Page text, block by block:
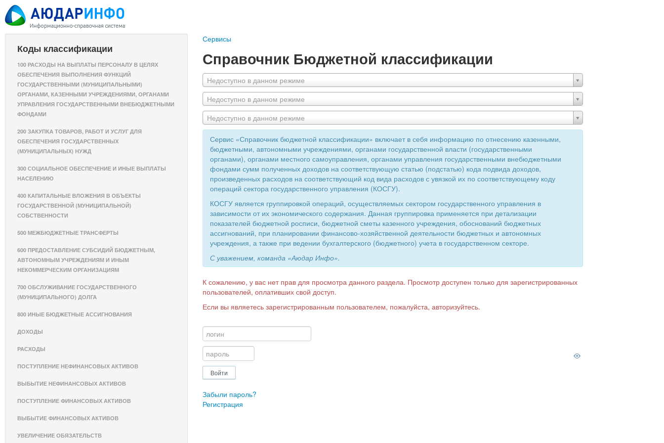
Коды классификации
100 РАСХОДЫ НА ВЫПЛАТЫ ПЕРСОНАЛУ В ЦЕЛЯХ
ОБЕСПЕЧЕНИЯ ВЫПОЛНЕНИЯ ФУНКЦИЙ
ГОСУДАРСТВЕННЫМИ (МУНИЦИПАЛЬНЫМИ)
ОРГАНАМИ, КАЗЕННЫМИ УЧРЕЖДЕНИЯМИ, ОРГАНАМИ
УПРАВЛЕНИЯ ГОСУДАРСТВЕННЫМИ ВНЕБЮДЖЕТНЫМИ
ФОНДАМИ
200 ЗАКУПКА ТОВАРОВ, РАБОТ И УСЛУГ ДЛЯ
ОБЕСПЕЧЕНИЯ ГОСУДАРСТВЕННЫХ
(МУНИЦИПАЛЬНЫХ) НУЖД
300 СОЦИАЛЬНОЕ ОБЕСПЕЧЕНИЕ И ИНЫЕ ВЫПЛАТЫ
НАСЕЛЕНИЮ
400 КАПИТАЛЬНЫЕ ВЛОЖЕНИЯ В ОБЪЕКТЫ
ГОСУДАРСТВЕННОЙ (МУНИЦИПАЛЬНОЙ)
СОБСТВЕННОСТИ
500 МЕЖБЮДЖЕТНЫЕ ТРАНСФЕРТЫ
600 ПРЕДОСТАВЛЕНИЕ СУБСИДИЙ БЮДЖЕТНЫМ,
АВТОНОМНЫМ УЧРЕЖДЕНИЯМ И ИНЫМ
НЕКОММЕРЧЕСКИМ ОРГАНИЗАЦИЯМ
700 ОБСЛУЖИВАНИЕ ГОСУДАРСТВЕННОГО
(МУНИЦИПАЛЬНОГО) ДОЛГА
800 ИНЫЕ БЮДЖЕТНЫЕ АССИГНОВАНИЯ
ДОХОДЫ
РАСХОДЫ
ПОСТУПЛЕНИЕ НЕФИНАНСОВЫХ АКТИВОВ
ВЫБЫТИЕ НЕФИНАНСОВЫХ АКТИВОВ
ПОСТУПЛЕНИЕ ФИНАНСОВЫХ АКТИВОВ
ВЫБЫТИЕ ФИНАНСОВЫХ АКТИВОВ
УВЕЛИЧЕНИЕ ОБЯЗАТЕЛЬСТВ
Сервисы
Справочник Бюджетной классификации
Недоступно в данном режиме
Недоступно в данном режиме
Недоступно в данном режиме
Сервис «Справочник бюджетной классификации» включает в себя информацию по отнесению казенными,
бюджетными, автономными учреждениями, органами государственной власти (государственными
органами), органами местного самоуправления, органами управления государственными внебюджетными
фондами сумм полученных доходов на соответствующую статью (подстатью) кода подвида доходов,
произведенных расходов на соответствующий код вида расходов с увязкой их по соответствующему коду
операций сектора государственного управления (КОСГУ).
КОСГУ является группировкой операций, осуществляемых сектором государственного управления в
зависимости от их экономического содержания. Данная группировка применяется при детализации
показателей бюджетной росписи, бюджетной сметы казенного учреждения, обоснований бюджетных
ассигнований, при планировании финансово-хозяйственной деятельности бюджетных и автономных
учреждения, а также при ведении бухгалтерского (бюджетного) учета в государственном секторе.
С уважением, команда «Аюдар Инфо».
К сожалению, у вас нет прав для просмотра данного раздела. Просмотр доступен только для зарегистрированных
пользователей, оплативших свой доступ.
Если вы являетесь зарегистрированным пользователем, пожалуйста, авторизуйтесь.
Забыли пароль?
Регистрация